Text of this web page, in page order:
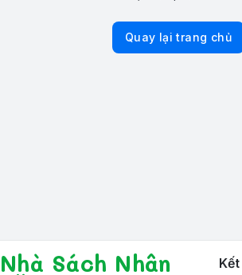
Quay lại trang chủ
Nhà Sách Nhân